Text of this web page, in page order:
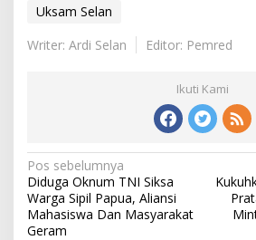
Uksam Selan
Writer: Ardi Selan
Editor: Pemred
Ikuti Kami
N
a
v
i
Pos sebelumnya
Diduga Oknum TNI Siksa
Warga Sipil Papua, Aliansi
Mahasiswa Dan Masyarakat
Geram